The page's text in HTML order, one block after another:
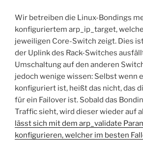
Wir betreiben die Linux-Bondings
konfiguriertem arp_ip_target,
jeweiligen Core-Switch zeigt. Dies
der Uplink des Rack-Switches
Umschaltung auf den anderen
jedoch wenige wissen: Selbst wenn
konfiguriert ist, heißt das nicht, das
für ein Failover ist. Sobald das
Traffic sieht, wird dieser wieder auf
lässt sich mit dem arp_validate
konfigurieren, welcher im besten